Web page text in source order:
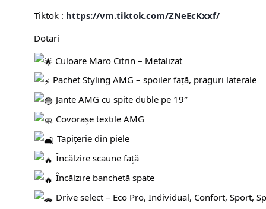
Tiktok : https://vm.tiktok.com/ZNeEcKxxf/
Dotari
Culoare Maro Citrin – Metalizat
Pachet Styling AMG – spoiler față, praguri laterale
Jante AMG cu spite duble pe 19″
Covorașe textile AMG
Tapițerie din piele
Încălzire scaune față
Încălzire banchetă spate
Drive select – Eco Pro, Individual, Confort, Sport,